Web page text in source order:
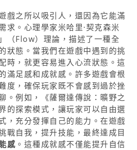
戲之所以吸引人，還因為它能滿
求。心理學家米哈里·契克森米
（Flow）理論，描述了一種全
狀態。當我們在遊戲中遇到的挑
時，就更容易進入心流狀態。這
滿足感和成就感。許多遊戲會根
度，確保玩家既不會感到過於挫
。例如，《薩爾達傳說：曠野之
的探索模式，讓玩家可以自由選
，充分發揮自己的能力。在遊戲
戰自我，提升技能，最終達成目
感 。這種成就感不僅能提升自信